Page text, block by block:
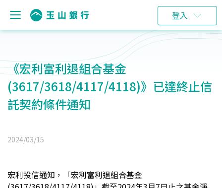
登入
《宏利富利退組合基金
(3617/3618/4117/4118)》已達終止信
託契約條件通知
2024/03/15
宏利投信通知，「宏利富利退組合基金